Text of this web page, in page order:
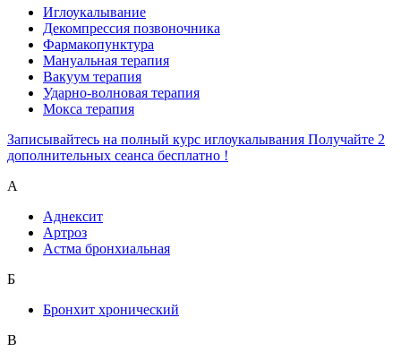
Иглоукалывание
Декомпрессия позвоночника
Фармакопунктура
Мануальная терапия
Вакуум терапия
Ударно-волновая терапия
Мокса терапия
Записывайтесь на полный курс иглоукалывания Получайте 2
дополнительных сеанса бесплатно !
А
Аднексит
Артроз
Астма бронхиальная
Б
Бронхит хронический
В